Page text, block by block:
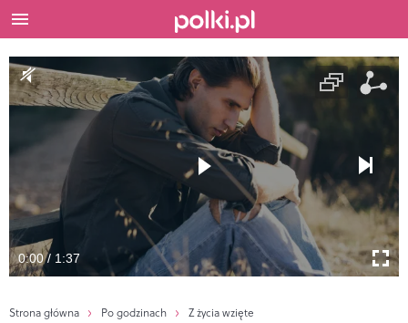
0:00 / 1:37
Strona główna Po godzinach Z życia wzięte